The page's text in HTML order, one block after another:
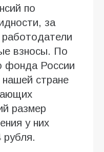
по
за
взносы. По
фонда России
стране
размер
у них
рубля.